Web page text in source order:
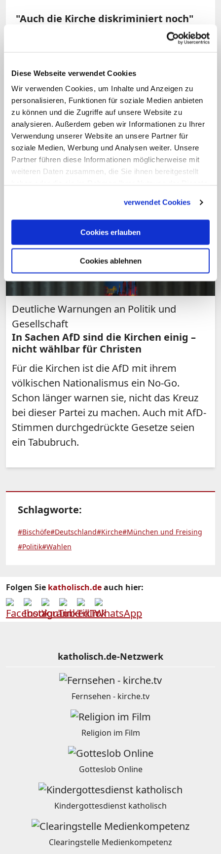
Diese Webseite verwendet Cookies
Wir verwenden Cookies, um Inhalte und Anzeigen zu
personalisieren, Funktionen für soziale Medien anbieten
zu können und die Zugriffe auf unsere Website zu
analysieren. Außerdem geben wir Informationen zu Ihrer
Verwendung unserer Website an unsere Partner für
soziale Medien, Werbung und Analysen weiter. Unsere
Partner führen diese Informationen möglicherweise mit
weiteren Daten zusammen, die Sie ihnen bereitgestellt
verwendet Cookies
Cookies erlauben
Cookies ablehnen
"Auch die Kirche diskriminiert noch"
Marx äußert sich mit Blick auf das
Sonntag begangen wird. Das Licht an
Lichtmess stehe für das Ideal der
Aufklärung. Auch die Kirche habe
"Menschen diskriminiert und tut es in
manchen Bezügen immer noch", aber
"wir werden nicht aufhören, das weiter
zu verändern", so der Erzbischof. (KNA)
Deutliche Warnungen an Politik und
Gesellschaft
In Sachen AfD sind die Kirchen einig –
nicht wählbar für Christen
Für die Kirchen ist die AfD mit ihrem
völkischen Nationalismus ein No-Go.
Schon länger warnen sie, nicht das Kreuz
bei dieser Partei zu machen. Auch mit AfD-
Stimmen durchgedrückte Gesetze seien
ein Tabubruch.
Schlagworte:
#Bischöfe#Deutschland#Kirche#München und Freising
#Politik#Wahlen
Folgen Sie katholisch.deauch hier:
katholisch.de-Netzwerk
Fernsehen - kirche.tv
Religion im Film
Gotteslob Online
Kindergottesdienst katholisch
Clearingstelle Medienkompetenz